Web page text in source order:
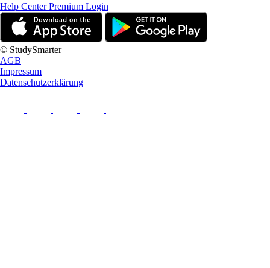
Help CenterPremium Login
© StudySmarter
AGB
Impressum
Datenschutzerklärung